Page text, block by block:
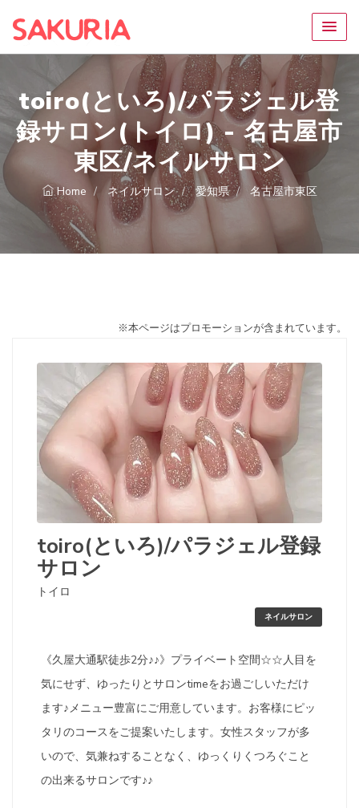
toiro(といろ)/パラジェル登
録サロン(トイロ) - 名古屋市
東区/ネイルサロン
Home ネイルサロン 愛知県 名古屋市東区
※本ページはプロモーションが含まれています。
toiro(といろ)/パラジェル登録
サロン
トイロ
ネイルサロン
《久屋大通駅徒歩2分♪♪》プライベート空間☆☆人目を
気にせず、ゆったりとサロンtimeをお過ごしいただけ
ます♪メニュー豊富にご用意しています。お客様にピッ
タリのコースをご提案いたします。女性スタッフが多
いので、気兼ねすることなく、ゆっくりくつろぐこと
の出来るサロンです♪♪